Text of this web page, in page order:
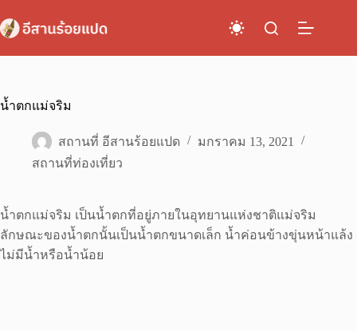
to
content
น้ำตกแม่จริม
สถานที่ อีสานร้อยแปด
มกราคม 13, 2021
สถานที่ท่องเที่ยว
น้ำตกแม่จริม เป็นน้ำตกที่อยู่ภายในอุทยานแห่งชาติแม่จริม
ลักษณะของน้ำตกนั้นเป็นน้ำตกขนาดเล็ก น้ำค่อนข้างขุ่นหน้าแล้ง
ไม่มีน้ำหรือน้ำน้อย